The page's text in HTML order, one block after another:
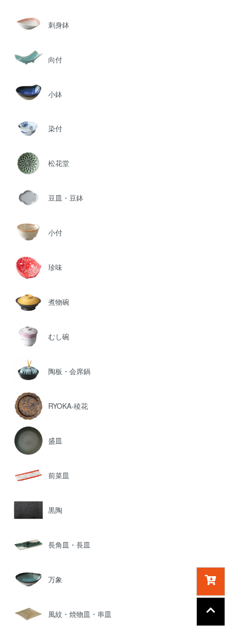
刺身鉢
向付
小鉢
染付
松花堂
豆皿・豆鉢
小付
珍味
煮物碗
むし碗
陶板・会席鍋
RYOKA-稜花
盛皿
前菜皿
黒陶
長角皿・長皿
万象
風紋・焼物皿・串皿